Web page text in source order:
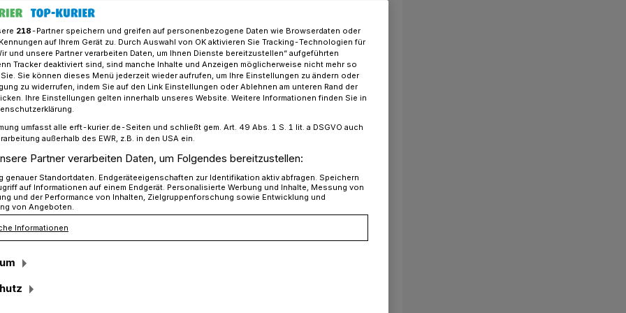
informiert: Reitplakette bequem online beantragen
online
Umweltschutz des Rhein-Kreises weist
die in der freien Landschaft oder im
führen, ein Reitkennzeichen mit
218-Partner speichern und greifen auf personenbezogene Daten wie Browserdaten oder
auf Ihrem Gerät zu. Durch Auswahl von OK aktivieren Sie Tracking-Technologien für
und unsere Partner verarbeiten Daten, um Ihnen Dienste bereitzustellen“ aufgeführten
Tracker deaktiviert sind, sind manche Inhalte und Anzeigen möglicherweise nicht mehr so
Sie können dieses Menü jederzeit wieder aufrufen, um Ihre Einstellungen zu ändern oder
zu widerrufen, indem Sie auf den Link Einstellungen oder Ablehnen am unteren Rand der
Ihre Einstellungen gelten innerhalb unseres Website. Weitere Informationen finden Sie in
umfasst alle erft-kurier.de-Seiten und schließt gem. Art. 49 Abs. 1 S. 1 lit. a DSGVO auch
außerhalb des EWR, z.B. in den USA ein.
Partner verarbeiten Daten, um Folgendes bereitzustellen:
genauer Standortdaten. Endgeräteeigenschaften zur Identifikation aktiv abfragen. Speichern
auf Informationen auf einem Endgerät. Personalisierte Werbung und Inhalte, Messung von
und der Performance von Inhalten, Zielgruppenforschung sowie Entwicklung und
von Angeboten.
Informationen